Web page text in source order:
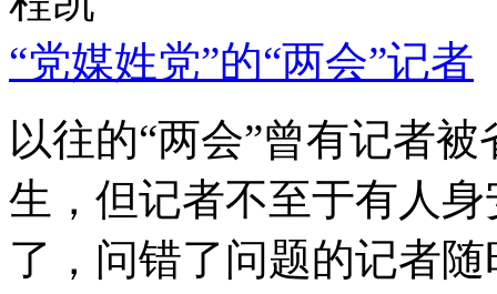
“党媒姓党”的“两会”记者
以往的“两会”曾有记者
生，但记者不至于有人
了，问错了问题的记者